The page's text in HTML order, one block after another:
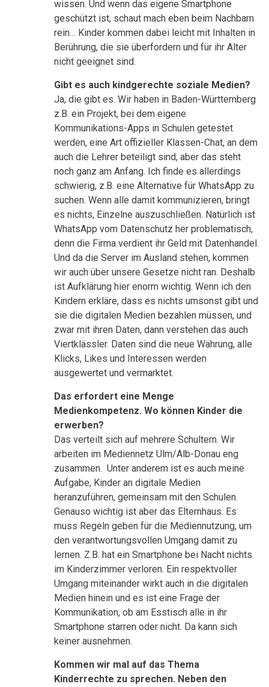
wissen. Und wenn das eigene Smartphone
geschützt ist, schaut mach eben beim Nachbarn
rein… Kinder kommen dabei leicht mit Inhalten in
Berührung, die sie überfordern und für ihr Alter
nicht geeignet sind.
Gibt es auch kindgerechte soziale Medien?
Ja, die gibt es. Wir haben in Baden-Württemberg
z.B. ein Projekt, bei dem eigene
Kommunikations-Apps in Schulen getestet
werden, eine Art offizieller Klassen-Chat, an dem
auch die Lehrer beteiligt sind, aber das steht
noch ganz am Anfang. Ich finde es allerdings
schwierig, z.B. eine Alternative für WhatsApp zu
suchen. Wenn alle damit kommunizieren, bringt
es nichts, Einzelne auszuschließen. Natürlich ist
WhatsApp vom Datenschutz her problematisch,
denn die Firma verdient ihr Geld mit Datenhandel.
Und da die Server im Ausland stehen, kommen
wir auch über unsere Gesetze nicht ran. Deshalb
ist Aufklärung hier enorm wichtig. Wenn ich den
Kindern erkläre, dass es nichts umsonst gibt und
sie die digitalen Medien bezahlen müssen, und
zwar mit ihren Daten, dann verstehen das auch
Viertklässler. Daten sind die neue Währung, alle
Klicks, Likes und Interessen werden
ausgewertet und vermarktet.
Das erfordert eine Menge
Medienkompetenz. Wo können Kinder die
erwerben?
Das verteilt sich auf mehrere Schultern. Wir
arbeiten im Mediennetz Ulm/Alb-Donau eng
zusammen. Unter anderem ist es auch meine
Aufgabe, Kinder an digitale Medien
heranzuführen, gemeinsam mit den Schulen.
Genauso wichtig ist aber das Elternhaus. Es
muss Regeln geben für die Mediennutzung, um
den verantwortungsvollen Umgang damit zu
lernen. Z.B. hat ein Smartphone bei Nacht nichts
im Kinderzimmer verloren. Ein respektvoller
Umgang miteinander wirkt auch in die digitalen
Medien hinein und es ist eine Frage der
Kommunikation, ob am Esstisch alle in ihr
Smartphone starren oder nicht. Da kann sich
keiner ausnehmen.
Kommen wir mal auf das Thema
Kinderrechte zu sprechen. Neben den